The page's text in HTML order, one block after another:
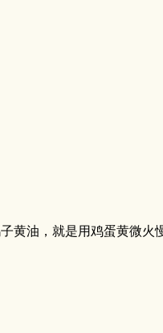
黄油，就是用鸡蛋黄微火